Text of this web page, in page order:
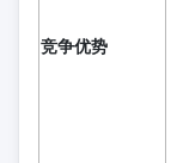
竞争优势